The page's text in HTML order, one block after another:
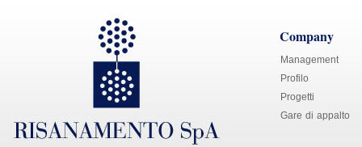
Company
Management
Profilo
Progetti
Gare di appalto